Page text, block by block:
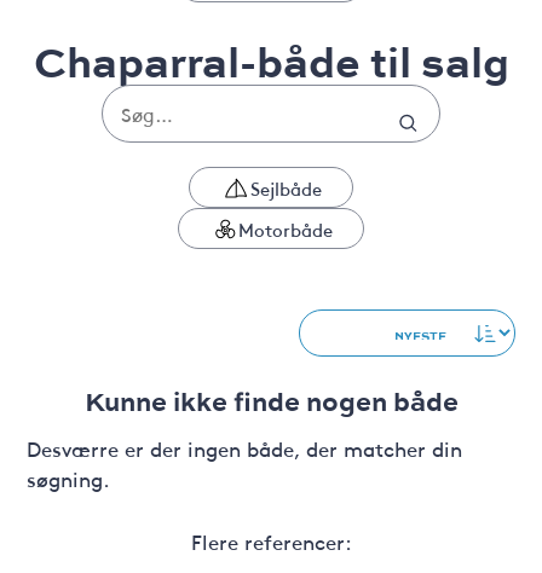
Chaparral-både til salg
Sejlbåde
Motorbåde
Kunne ikke finde nogen både
Desværre er der ingen både, der matcher din
søgning.
Flere referencer: